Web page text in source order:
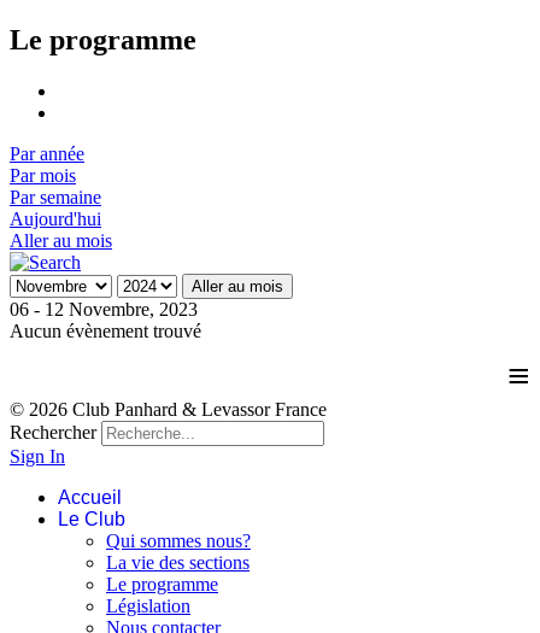
Le programme
Par année
Par mois
Par semaine
Aujourd'hui
Aller au mois
Aller au mois
06 - 12 Novembre, 2023
Aucun évènement trouvé
≡
© 2026 Club Panhard & Levassor France
Rechercher
Sign In
Accueil
Le Club
Qui sommes nous?
La vie des sections
Le programme
Législation
Nous contacter